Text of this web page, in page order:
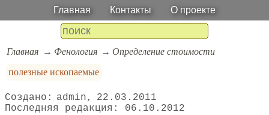
Главная Контакты О проекте
Главная Фенология
Определение стоимости
полезные ископаемые
admin
22.03.2011
06.10.2012